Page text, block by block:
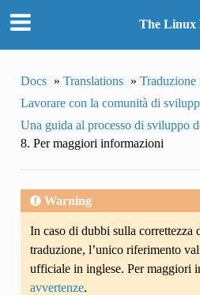
The Linux
Docs » Translations » Traduzione
Lavorare con la comunità di
Una guida al processo di sviluppo
8. Per maggiori informazioni
Warning
In caso di dubbi sulla correttezza
traduzione, l’unico riferimento
ufficiale in inglese. Per maggiori
avvertenze.